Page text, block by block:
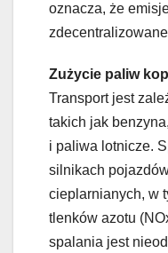
oznacza, że
Zużycie paliw
Transport jest
takich jak
i paliwa lotnicze.
silnikach
cieplarnianych, w
tlenków azotu
spalania jest